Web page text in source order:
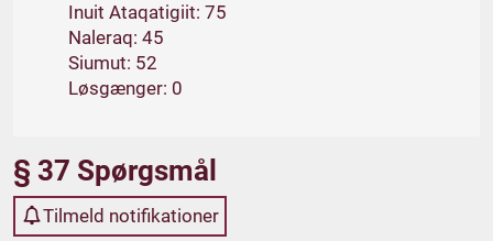
Inuit Ataqatigiit: 75
Naleraq: 45
Siumut: 52
Løsgænger: 0
§ 37 Spørgsmål
Tilmeld notifikationer